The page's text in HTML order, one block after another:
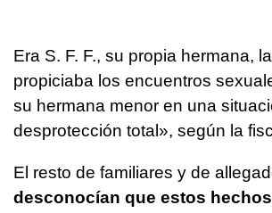
Era S. F. F., su propia hermana,
propiciaba los encuentros
su hermana menor en una
desprotección total», según la
El resto de familiares y de
desconocían que estos